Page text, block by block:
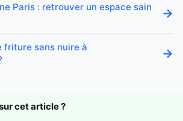
Paris : retrouver un espace sain
→
friture sans nuire à
→
cet article ?